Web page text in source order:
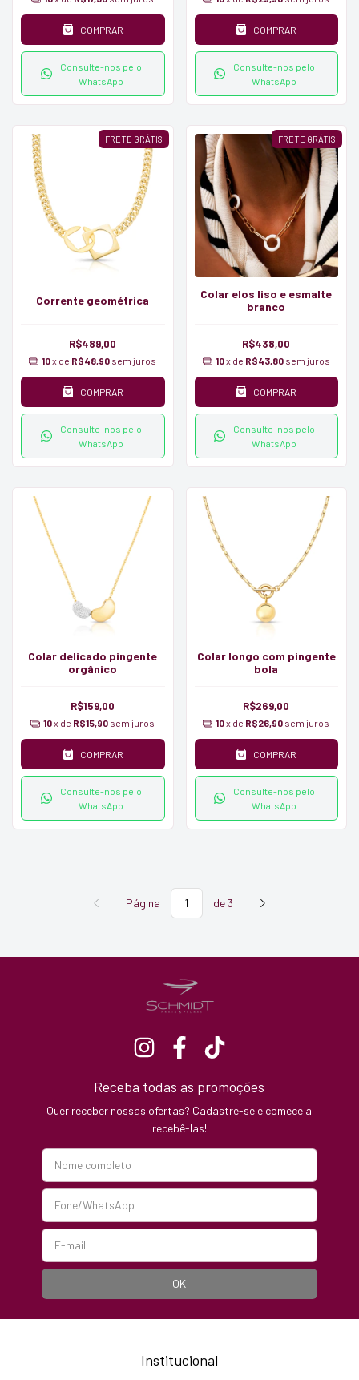
COMPRAR
Consulte-nos pelo
WhatsApp
COMPRAR
Consulte-nos pelo
WhatsApp
FRETE GRÁTIS
Corrente geométrica
R$489,00
10x de R$48,90 sem juros
COMPRAR
Consulte-nos pelo
WhatsApp
FRETE GRÁTIS
Colar elos liso e esmalte
branco
R$438,00
10x de R$43,80 sem juros
COMPRAR
Consulte-nos pelo
WhatsApp
Colar delicado pingente
orgânico
R$159,00
10x de R$15,90 sem juros
COMPRAR
Consulte-nos pelo
WhatsApp
Colar longo com pingente
bola
R$269,00
10x de R$26,90 sem juros
COMPRAR
Consulte-nos pelo
WhatsApp
Página de 3
Receba todas as promoções
Quer receber nossas ofertas? Cadastre-se e comece a
recebê-las!
Institucional